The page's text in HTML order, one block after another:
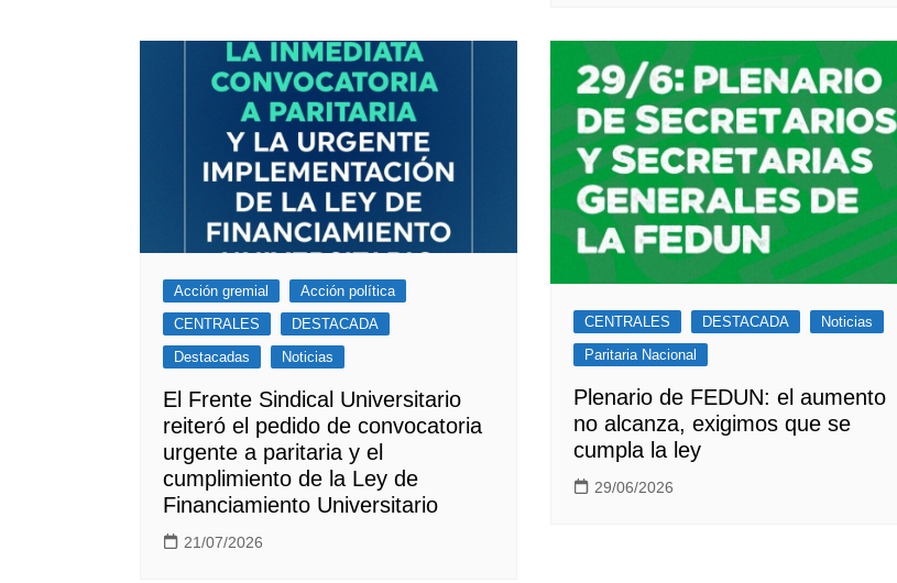
Acción gremial
Acción política
CENTRALES
DESTACADA
Destacadas
Noticias
El Frente Sindical Universitario
reiteró el pedido de convocatoria
urgente a paritaria y el
cumplimiento de la Ley de
Financiamiento Universitario
21/07/2026
CENTRALES DESTACADA
Noticias
Paritaria Nacional
Plenario de FEDUN: el aumento
no alcanza, exigimos que se
cumpla la ley
29/06/2026